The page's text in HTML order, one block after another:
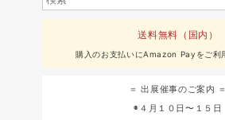
送料無料（国内）
購入のお支払いにAmazon Payをご利
＝ 出展催事のご案内 ＝
◉４月１０日〜１５日